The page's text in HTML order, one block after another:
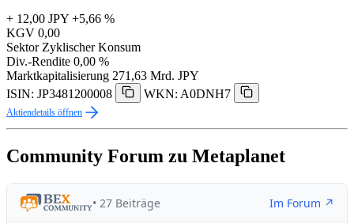
+ 12,00 JPY +5,66 %
KGV 0,00
Sektor Zyklischer Konsum
Div.-Rendite 0,00 %
Marktkapitalisierung 271,63 Mrd. JPY
ISIN: JP3481200008
WKN: A0DNH7
Aktiendetails öffnen
Community Forum zu Metaplanet